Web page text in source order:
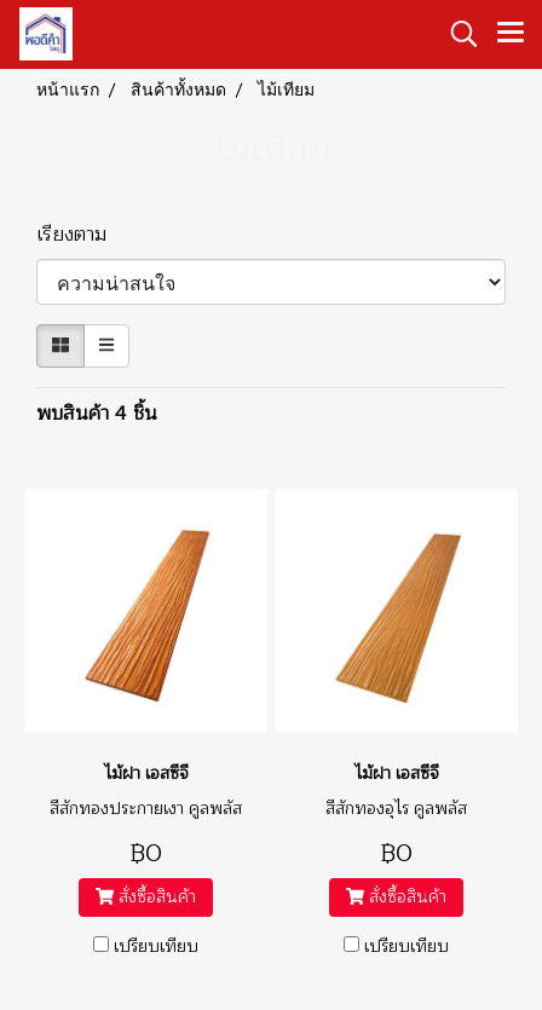
หน้าแรก สินค้าทั้งหมด ไม้เทียม
เรียงตาม
พบสินค้า 4 ชิ้น
ไม้ฝา เอสซีจี
สีสักทองประกายเงา คูลพลัส
฿0
สั่งซื้อสินค้า
เปรียบเทียบ
ไม้ฝา เอสซีจี
สีสักทองอุไร คูลพลัส
฿0
สั่งซื้อสินค้า
เปรียบเทียบ